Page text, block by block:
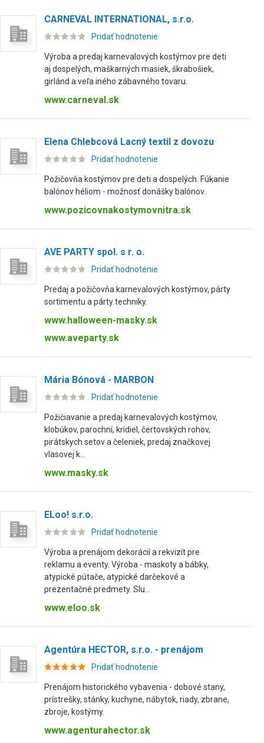
CARNEVAL INTERNATIONAL, s.r.o.
Pridať hodnotenie
Výroba a predaj karnevalových kostýmov pre deti
aj dospelých, maškarných masiek, škrabošiek,
girlánd a veľa iného zábavného tovaru.
www.carneval.sk
Elena Chlebcová Lacný textil z dovozu
Pridať hodnotenie
Požičovňa kostýmov pre deti a dospelých. Fúkanie
balónov héliom - možnosť donášky balónov.
www.pozicovnakostymovnitra.sk
AVE PARTY spol. s r. o.
Pridať hodnotenie
Predaj a požičovňa karnevalových kostýmov, párty
sortimentu a párty techniky.
www.halloween-masky.sk
www.aveparty.sk
Mária Bónová - MARBON
Pridať hodnotenie
Požičiavanie a predaj karnevalových kostýmov,
klobúkov, parochní, krídiel, čertovských rohov,
pirátskych setov a čeleniek, predaj značkovej
vlasovej k...
www.masky.sk
ELoo! s.r.o.
Pridať hodnotenie
Výroba a prenájom dekorácií a rekvizít pre
reklamu a eventy. Výroba - maskoty a bábky,
atypické pútače, atypické darčekové a
prezentačné predmety. Slu...
www.eloo.sk
Agentúra HECTOR, s.r.o. - prenájom
Pridať hodnotenie
Prenájom historického vybavenia - dobové stany,
prístrešky, stánky, kuchyne, nábytok, riady, zbrane,
zbroje, kostýmy.
www.agenturahector.sk